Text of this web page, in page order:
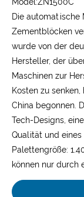
Model:ZN1500C
Die automatische
Zementblöcken
wurde von der
Hersteller, der
Maschinen zur
Kosten zu
China begonnen.
Tech-Designs,
Qualität und eines
Palettengröße:
können nur durch